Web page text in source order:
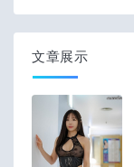
文章展示